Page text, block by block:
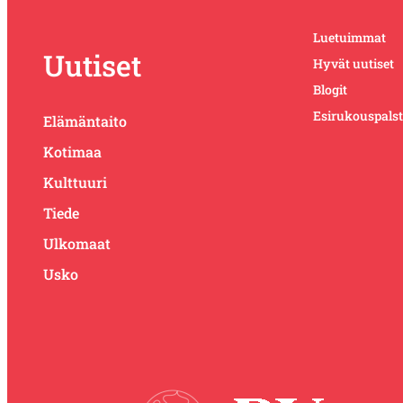
Uutiset
Elämäntaito
Kotimaa
Kulttuuri
Tiede
Ulkomaat
Usko
Luetuimmat
Hyvät uutiset
Blogit